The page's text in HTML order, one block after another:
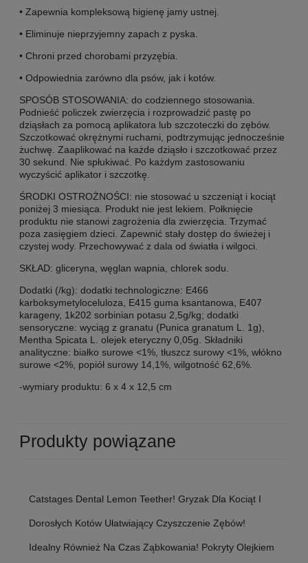
• Zapewnia kompleksową higienę jamy ustnej.
• Eliminuje nieprzyjemny zapach z pyska.
• Chroni przed chorobami przyzębia.
• Odpowiednia zarówno dla psów, jak i kotów.
SPOSÓB STOSOWANIA: do codziennego stosowania.
Podnieść policzek zwierzęcia i rozprowadzić pastę po
dziąsłach za pomocą aplikatora lub szczoteczki do zębów.
Szczotkować okrężnymi ruchami, podtrzymując jednocześnie
żuchwę. Zaaplikować na każde dziąsło i szczotkować przez
30 sekund. Nie spłukiwać. Po każdym zastosowaniu
wyczyścić aplikator i szczotkę.
ŚRODKI OSTROŻNOŚCI: nie stosować u szczeniąt i kociąt
poniżej 3 miesiąca. Produkt nie jest lekiem. Połknięcie
produktu nie stanowi zagrożenia dla zwierzęcia. Trzymać
poza zasięgiem dzieci. Zapewnić stały dostęp do świeżej i
czystej wody. Przechowywać z dala od światła i wilgoci.
SKŁAD: gliceryna, węglan wapnia, chlorek sodu.
Dodatki (/kg): dodatki technologiczne: E466
karboksymetyloceluloza, E415 guma ksantanowa, E407
karageny, 1k202 sorbinian potasu 2,5g/kg; dodatki
sensoryczne: wyciąg z granatu (Punica granatum L. 1g),
Mentha Spicata L. olejek eteryczny 0,05g. Składniki
analityczne: białko surowe <1%, tłuszcz surowy <1%, włókno
surowe <2%, popiół surowy 14,1%, wilgotność 62,6%.
-wymiary produktu: 6 x 4 x 12,5 cm
Produkty powiązane
Catstages Dental Lemon Teether! Gryzak Dla Kociąt I
Dorosłych Kotów Ułatwiający Czyszczenie Zębów!
Idealny Również Na Czas Ząbkowania! Pokryty Olejkiem